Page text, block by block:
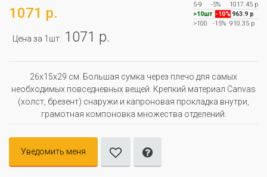
1071 р.
Цена за 1шт: 1071 р.
5-9
-5%
1017.45 р
>10шт -10% 963.9 р
>100
-15% 910.35 р
26x15x29 см. Большая сумка через плечо для самых
необходимых повседневных вещей. Крепкий материал Canvas
(холст, брезент) снаружи и капроновая прокладка внутри,
грамотная компоновка множества отделений.
Уведомить меня